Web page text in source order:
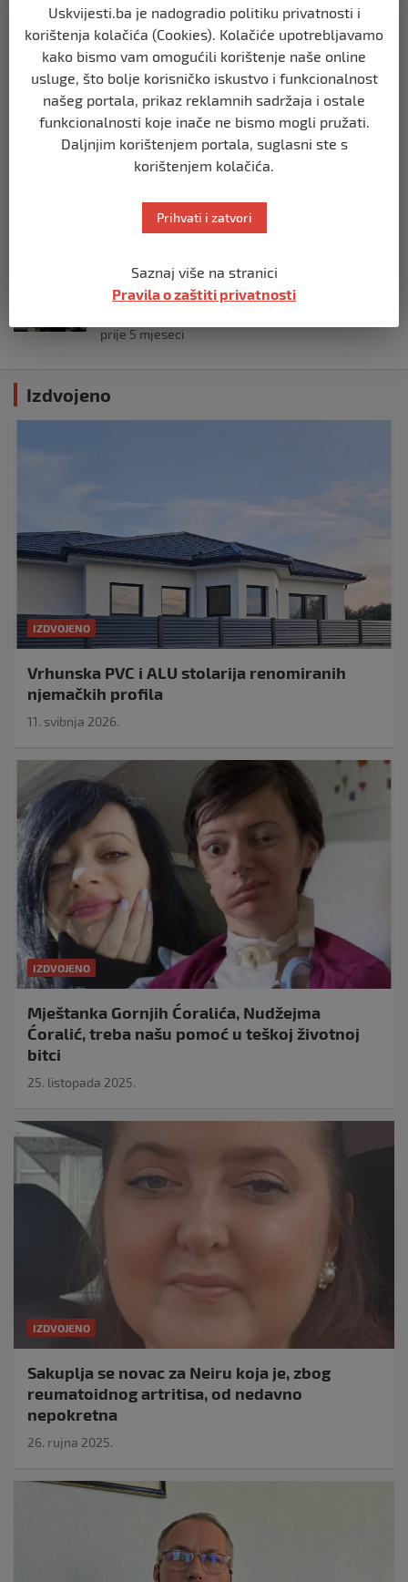
BIH
Zašto Bakir Izetbegović trenutno ima
najveće šanse za povratak u
Predsjedništvo BiH
prije 3 mjeseca
unutrašnjih poslova
prije 5 mjeseci
Akcija SIPA-e: Pretresaju se stambeni i
prije 5 mjeseci
Izdvojeno
IZDVOJENO
Vrhunska PVC i ALU stolarija renomiranih
njemačkih profila
11. svibnja 2026.
IZDVOJENO
Mještanka Gornjih Ćoralića, Nudžejma
Ćoralić, treba našu pomoć u teškoj životnoj
bitci
25. listopada 2025.
IZDVOJENO
Sakuplja se novac za Neiru koja je, zbog
reumatoidnog artritisa, od nedavno
nepokretna
26. rujna 2025.
Uskvijesti.ba je nadogradio politiku privatnosti i
korištenja kolačića (Cookies). Kolačiće upotrebljavamo
kako bismo vam omogućili korištenje naše online
usluge, što bolje korisničko iskustvo i funkcionalnost
našeg portala, prikaz reklamnih sadržaja i ostale
funkcionalnosti koje inače ne bismo mogli pružati.
Daljnjim korištenjem portala, suglasni ste s
korištenjem kolačića.
Prihvati i zatvori
Saznaj više na stranici
Pravila o zaštiti privatnosti